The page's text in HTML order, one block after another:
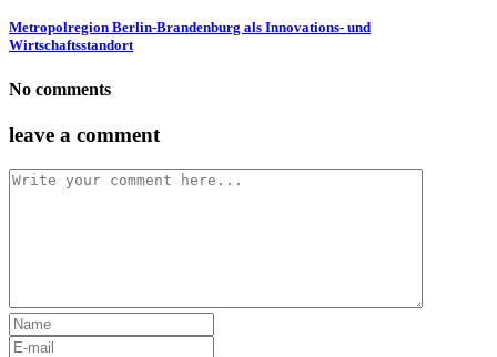
Metropolregion Berlin-Brandenburg als Innovations- und
Wirtschaftsstandort
No comments
leave a comment